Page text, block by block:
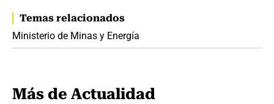
Temas relacionados
Ministerio de Minas y Energía
Más de Actualidad